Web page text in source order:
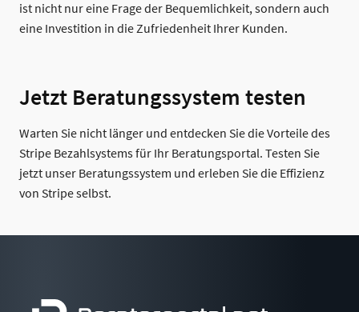
ist nicht nur eine Frage der Bequemlichkeit, sondern auch
eine Investition in die Zufriedenheit Ihrer Kunden.
Jetzt Beratungssystem testen
Warten Sie nicht länger und entdecken Sie die Vorteile des
Stripe Bezahlsystems für Ihr Beratungsportal. Testen Sie
jetzt unser Beratungssystem und erleben Sie die Effizienz
von Stripe selbst.